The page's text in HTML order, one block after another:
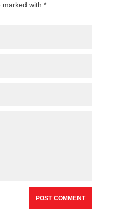
marked with *